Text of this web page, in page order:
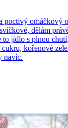
poctivý omáčkový
dělám
to jídlo s plnou
kořenové
navíc.